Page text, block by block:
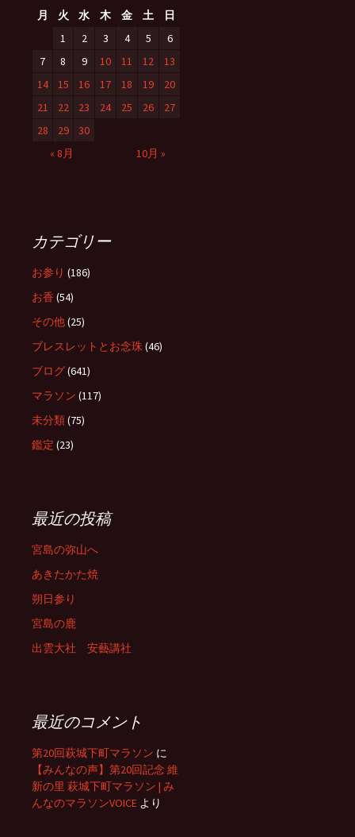
月
火 水 木 金 土
日
1
2 3 4 5
6
7
8 9 10 11 12
13
14
15 16 17 18 19
20
21
22 23 24 25 26
27
28
29
30
« 8月
10月 »
カテゴリー
お参り (186)
お香 (54)
その他(25)
ブレスレットとお念珠(46)
ブログ(641)
マラソン (117)
未分類(75)
鑑定 (23)
最近の投稿
宮島の弥山へ
あきたかた焼
朔日参り
宮島の鹿
出雲大社 安藝講社
最近のコメント
第20回萩城下町マラソン に
【みんなの声】第20回記念 維
新の里 萩城下町マラソン | み
んなのマラソンVOICE より